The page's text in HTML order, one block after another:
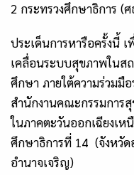
2 กระทรวงศึกษาธิการ (ศ
ประเด็นการหารือครั้งนี้
เคลื่อนระบบสุขภาพในส
ศึกษา ภายใต้ความร่วมมื
สำนักงานคณะกรรมการ
ในภาคตะวันออกเฉียงเห
ศึกษาธิการที่ 14 (จังหวั
อำนาจเจริญ)